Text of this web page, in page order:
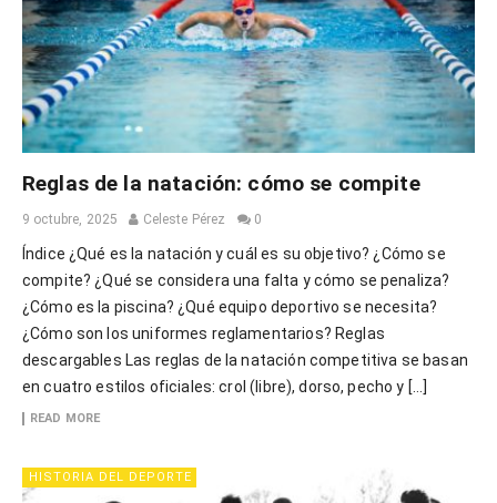
Reglas de la natación: cómo se compite
9 octubre, 2025 Celeste Pérez 0
Índice ¿Qué es la natación y cuál es su objetivo? ¿Cómo se
compite? ¿Qué se considera una falta y cómo se penaliza?
¿Cómo es la piscina? ¿Qué equipo deportivo se necesita?
¿Cómo son los uniformes reglamentarios? Reglas
descargables Las reglas de la natación competitiva se basan
en cuatro estilos oficiales: crol (libre), dorso, pecho y […]
READ MORE
HISTORIA DEL DEPORTE